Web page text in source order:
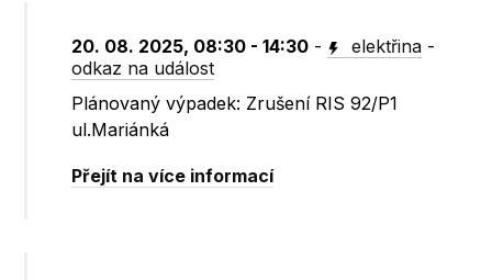
20. 08. 2025, 08:30 - 14:30 - elektřina -
odkaz na událost
Plánovaný výpadek: Zrušení RIS 92/P1
ul.Mariánká
Přejít na více informací